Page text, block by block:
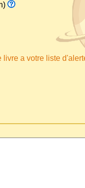
livre a votre liste